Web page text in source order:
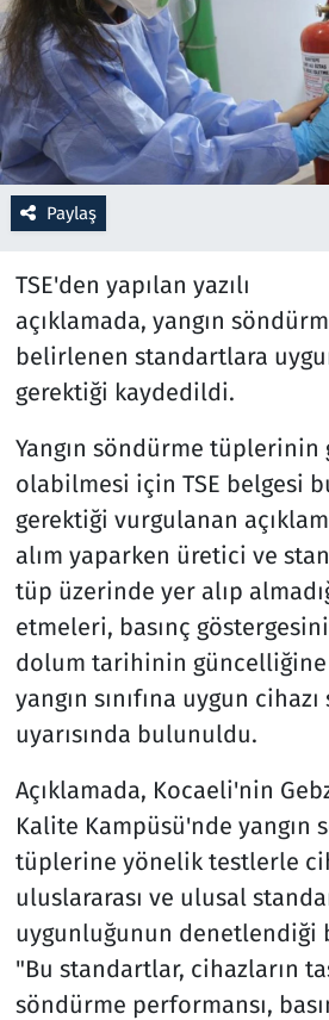
Paylaş
TSE'den yapılan yazılı
açıklamada, yangın
belirlenen standartlara
gerektiği kaydedildi.
Yangın söndürme tüplerinin
olabilmesi için TSE belgesi
gerektiği vurgulanan
alım yaparken üretici ve
tüp üzerinde yer alıp
etmeleri, basınç
dolum tarihinin güncelliğine
yangın sınıfına uygun
uyarısında bulunuldu.
Açıklamada, Kocaeli'nin
Kalite Kampüsü'nde yangın
tüplerine yönelik testlerle
uluslararası ve ulusal
uygunluğunun denetlendiği
"Bu standartlar, cihazların
söndürme performansı,
Rüya Tabirleri
Sağlık
Savunma Sanayi
Seçim 2023
Teknoloji ve Bilim
Televizyon